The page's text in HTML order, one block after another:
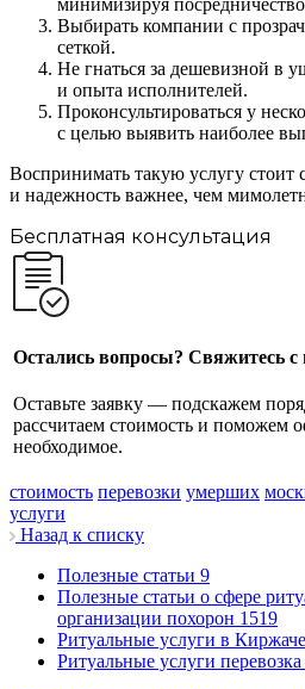
Выбирать компании с
сеткой.
Не гнаться за дешевизной в
и опыта исполнителей.
Проконсультироваться у
с целью выявить наиболее
Воспринимать такую услугу стоит
и надежность важнее, чем
Бесплатная консультация
Остались вопросы? Свяжитесь с
Оставьте заявку — подскажем
рассчитаем стоимость и поможем
необходимое.
стоимость перевозки умерших
услуги
Назад к списку
Полезные статьи 9
Полезные статьи о сфере
организации похорон 1519
Ритуальные услуги в Киржаче
Ритуальные услуги